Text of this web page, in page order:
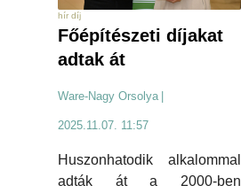
hír díj
Főépítészeti díjakat
adtak át
Ware-Nagy Orsolya
2025.11.07. 11:57
Huszonhatodik alkalommal
adták át a 2000-ben